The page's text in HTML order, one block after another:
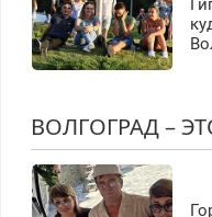
ВОЛГОГРАД –